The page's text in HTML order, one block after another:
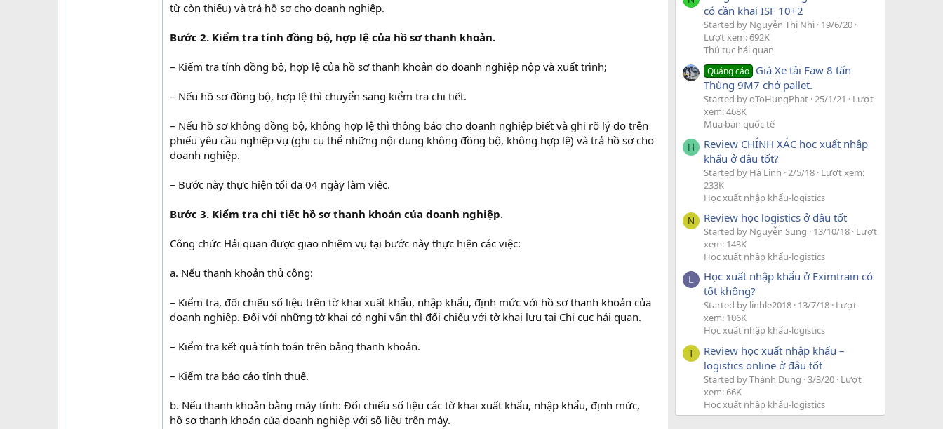
từ còn thiếu) và trả hồ sơ cho doanh nghiệp.
Bước 2. Kiểm tra tính đồng bộ, hợp lệ của hồ sơ thanh khoản.
– Kiểm tra tính đồng bộ, hợp lệ của hồ sơ thanh khoản do doanh nghiệp nộp và xuất trình;
– Nếu hồ sơ đồng bộ, hợp lệ thì chuyển sang kiểm tra chi tiết.
– Nếu hồ sơ không đồng bộ, không hợp lệ thì thông báo cho doanh nghiệp biết và ghi rõ lý do trên
phiếu yêu cầu nghiệp vụ (ghi cụ thể những nội dung không đồng bộ, không hợp lệ) và trả hồ sơ cho
doanh nghiệp.
– Bước này thực hiện tối đa 04 ngày làm việc.
Bước 3. Kiểm tra chi tiết hồ sơ thanh khoản của doanh nghiệp.
Công chức Hải quan được giao nhiệm vụ tại bước này thực hiện các việc:
a. Nếu thanh khoản thủ công:
– Kiểm tra, đối chiếu số liệu trên tờ khai xuất khẩu, nhập khẩu, định mức với hồ sơ thanh khoản của
doanh nghiệp. Đối với những tờ khai có nghi vấn thì đối chiếu với tờ khai lưu tại Chi cục hải quan.
– Kiểm tra kết quả tính toán trên bảng thanh khoản.
– Kiểm tra báo cáo tính thuế.
b. Nếu thanh khoản bằng máy tính: Đối chiếu số liệu các tờ khai xuất khẩu, nhập khẩu, định mức,
hồ sơ thanh khoản của doanh nghiệp với số liệu trên máy.
có cần khai ISF 10+2
Started by Nguyễn Thị Nhi 19/6/20
Lượt xem: 692K
Thủ tục hải quan
Quảng cáo Giá Xe tải Faw 8 tấn
Thùng 9M7 chở pallet.
Started by oToHungPhat 25/1/21
Lượt
xem: 468K
Mua bán quốc tế
H
Review CHÍNH XÁC học xuất nhập
khẩu ở đâu tốt?
Started by Hà Linh 2/5/18 Lượt xem:
233K
Học xuất nhập khẩu-logistics
N Review học logistics ở đâu tốt
Started by Nguyễn Sung 13/10/18 Lượt
xem: 143K
Học xuất nhập khẩu-logistics
L
Học xuất nhập khẩu ở Eximtrain có
tốt không?
Started by linhle2018 13/7/18 Lượt
xem: 106K
Học xuất nhập khẩu-logistics
T
Review học xuất nhập khẩu –
logistics online ở đâu tốt
Started by Thành Dung 3/3/20 Lượt
xem: 66K
Học xuất nhập khẩu-logistics